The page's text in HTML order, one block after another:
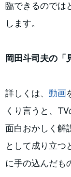
臨できるのでは
します。
岡田斗司夫の「
詳しくは、動画
くり言うと、
面白おかしく解
として成り立つ
に手の込んだも